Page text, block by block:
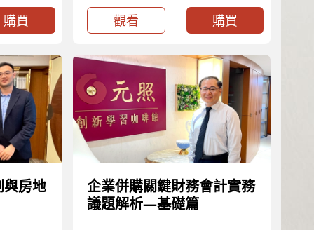
購買 觀看 購買
與房地
企業併購關鍵財務會計實務
議題解析—基礎篇